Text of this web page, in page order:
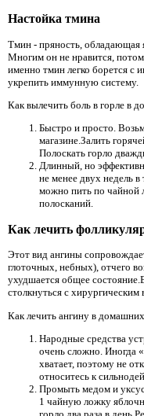
Настойка тмина
Тмин - пряность, обладающая
Многим он не нравится,
именно тмин легко борется с
укрепить иммунную систему.
Как вылечить боль в горле в
Быстро и просто.
магазине.Залить
Полоскать горло
Длинный, но
не менее двух недель
можно пить по чайной
полосканий.
Как лечить
Этот вид ангины
глоточных, небных), отчего
ухудшается общее
столкнуться с хирургическим
Как лечить ангину в
Народные средства
очень сложно. Иногда
хватает, поэтому не
относитесь к
Промыть медом и
1 чайную ложку